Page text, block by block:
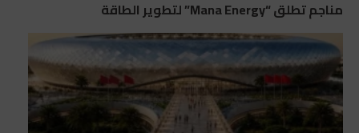
مناجم تطلق “Mana Energy” لتطوير الطاقة